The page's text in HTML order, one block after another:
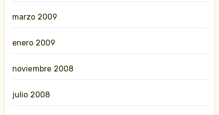
marzo 2009
enero 2009
noviembre 2008
julio 2008